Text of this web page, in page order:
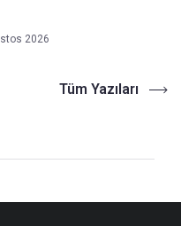
2026
Tüm Yazıları